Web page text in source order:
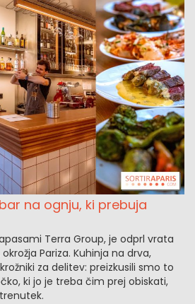
na ognju, ki prebuja
Terra Group, je odprl vrata
Pariza. Kuhinja na drva,
za delitev: preizkusili smo to
ki jo je treba čim prej obiskati,